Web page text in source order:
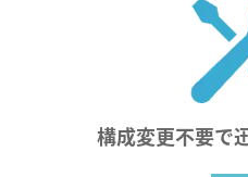
構成変更不要で